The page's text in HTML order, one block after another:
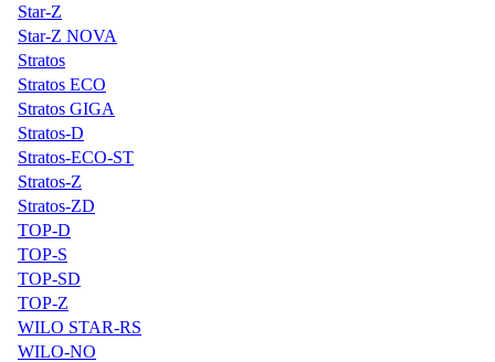
Star-Z
Star-Z NOVA
Stratos
Stratos ECO
Stratos GIGA
Stratos-D
Stratos-ECO-ST
Stratos-Z
Stratos-ZD
TOP-D
TOP-S
TOP-SD
TOP-Z
WILO STAR-RS
WILO-NO